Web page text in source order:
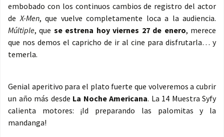
embobado con los continuos cambios de registro del actor
deX-Men, que vuelve completamente loca a la audiencia.
Múltiple, que se estrena hoy viernes 27 de enero, merece
que nos demos el capricho de ir al cine para disfrutarla… y
temerla.
Genial aperitivo para el plato fuerte que volveremos a cubrir
un año más desde La Noche Americana. La 14 Muestra Syfy
calienta motores: ¡Id preparando las palomitas y la
mandanga!